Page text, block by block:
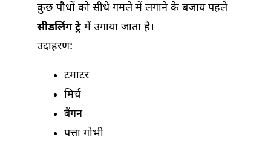
कुछ पौधों को सीधे गमले में लगाने के बजाय पहले
सीडलिंग ट्रे में उगाया जाता है।
उदाहरण:
टमाटर
मिर्च
बैंगन
पत्ता गोभी